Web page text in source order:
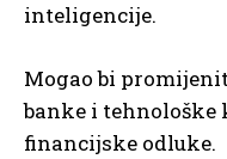
inteligencije.
Mogao bi
banke i tehnološke
financijske odluke.